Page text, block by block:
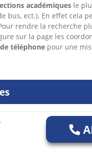
académiquesle
bus, ect.). En effet cela
rendre la recherche
sur la page les
téléphonepour une